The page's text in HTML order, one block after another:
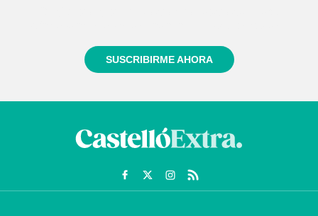
SUSCRIBIRME AHORA